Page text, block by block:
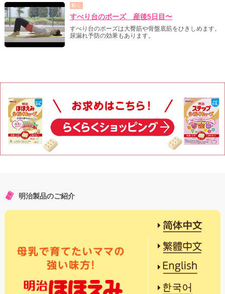
動く
すべり台のポーズ 産後5日目〜
すべり台のポーズは大臀筋や骨盤底筋をひきしめます。
尿漏れ予防の効果もあります。
明治製品のご紹介